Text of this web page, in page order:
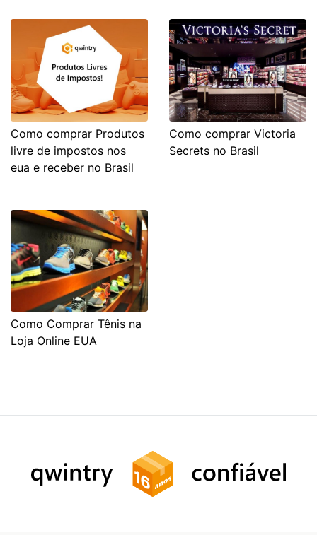
Como comprar Produtos
livre de impostos nos
eua e receber no Brasil
Como comprar Victoria
Secrets no Brasil
Como Comprar Tênis na
Loja Online EUA